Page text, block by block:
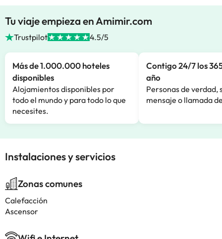
Tu viaje empieza en Amimir.com
Trustpilot 4.5/5
Más de 1.000.000 hoteles
disponibles
Alojamientos disponibles por
todo el mundo y para todo lo que
necesites.
Contigo 24/7 los
año
Personas de verdad,
mensaje o llamada
Instalaciones y servicios
Zonas comunes
Calefacción
Ascensor